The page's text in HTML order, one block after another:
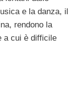
e la danza, il
rendono la
a cui è difficile